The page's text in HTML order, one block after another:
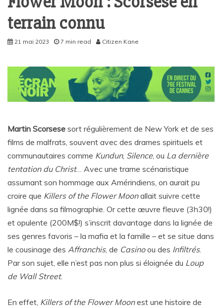
terrain connu
21 mai 2023 7 min read Citizen Kane
Martin Scorsese sort régulièrement de New York et de ses
films de malfrats, souvent avec des drames spirituels et
communautaires comme Kundun, Silence, ou La dernière
tentation du Christ… Avec une trame scénaristique
assumant son hommage aux Amérindiens, on aurait pu
croire que Killers of the Flower Moonallait suivre cette
lignée dans sa filmographie. Or cette œuvre fleuve (3h30!)
et opulente (200M$!) s’inscrit davantage dans la lignée de
ses genres favoris – la mafia et la famille – et se situe dans
le cousinage des Affranchis, de Casinoou des Infiltrés.
Par son sujet, elle n’est pas non plus si éloignée du Loup
de Wall Street.
En effet, Killers of the Flower Moonest une histoire de